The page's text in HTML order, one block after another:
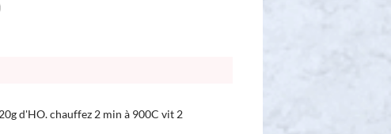
d'HO. chauffez 2 min à 900C vit 2